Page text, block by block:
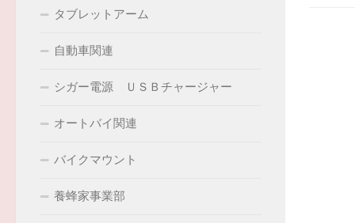
タブレットアーム
自動車関連
シガー電源 ＵＳＢチャージャー
オートバイ関連
バイクマウント
養蜂家事業部